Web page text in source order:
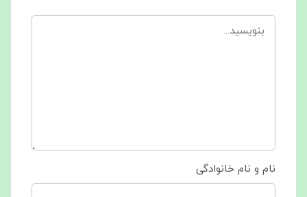
نام و نام خانوادگی